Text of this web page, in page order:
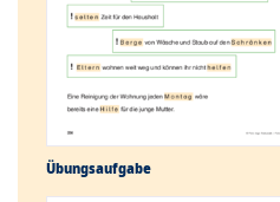
Übungs­aufgabe